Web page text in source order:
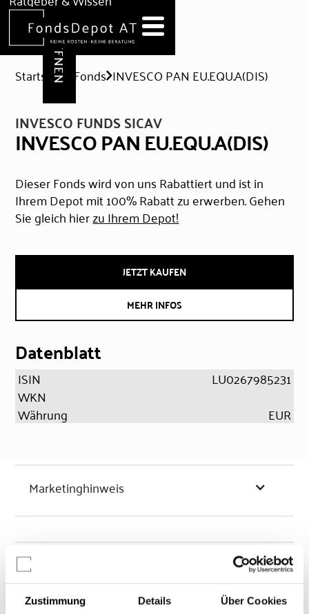
Zustimmung Details Über Cookies
Hilfe & Formulare
DEPOT ERÖFFNEN
Startseite Fonds INVESCO PAN EU.EQU.A(DIS)
INVESCO FUNDS SICAV
INVESCO PAN EU.EQU.A(DIS)
Dieser Fonds wird von uns Rabattiert und ist in
Ihrem Depot mit 100% Rabatt zu erwerben. Gehen
Sie gleich hierzu Ihrem Depot!
JETZT KAUFEN
MEHR INFOS
Datenblatt
ISIN
LU0267985231
WKN
Währung
EUR
Marketinghinweis
Chancen & Risiken